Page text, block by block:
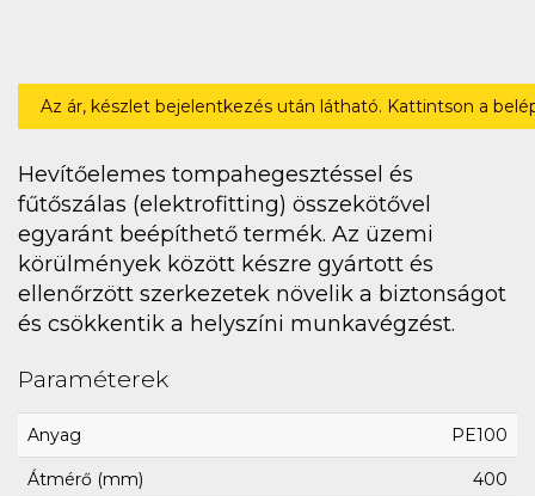
Az ár, készlet bejelentkezés után látható. Kattintson a
Hevítőelemes tompahegesztéssel és
fűtőszálas (elektrofitting) összekötővel
egyaránt beépíthető termék. Az üzemi
körülmények között készre gyártott és
ellenőrzött szerkezetek növelik a biztonságot
és csökkentik a helyszíni munkavégzést.
Paraméterek
Anyag PE100
Átmérő (mm) 400